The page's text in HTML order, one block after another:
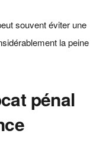
souvent éviter une
la peine
pénal